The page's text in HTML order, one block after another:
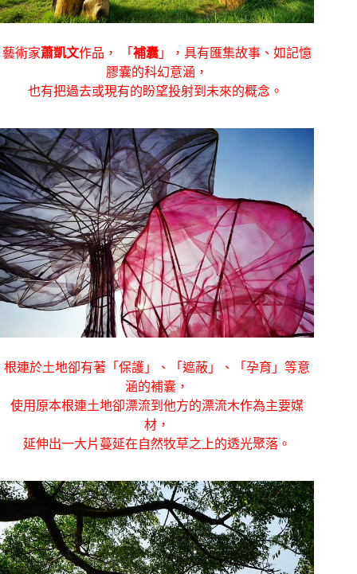
藝術家蕭凱文作品， 「補囊 」，具有匯集故事、如記憶
膠囊的科幻意涵，
也有把過去或現有的盼望投射到未來的概念。
根連於土地卻有著「保護」、「遮蔽」、「孕育」等意
涵的補囊，
使用原本根連土地卻漂流到他方的漂流木作為主要媒
材，
延伸出一大片蔓延在自然牧草之上的透光聚落。